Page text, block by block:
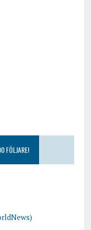
FÖLJARE!